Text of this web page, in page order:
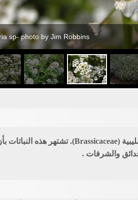
sp- photo by Jim Robbins
والشرفات .